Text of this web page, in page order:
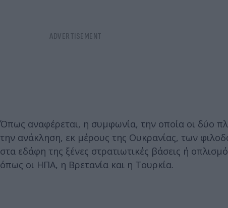
Όπως αναφέρεται, η συμφωνία, την οποία οι δύο
την ανάκληση, εκ μέρους της Ουκρανίας, των
στα εδάφη της ξένες στρατιωτικές βάσεις ή
όπως οι ΗΠΑ, η Βρετανία και η Τουρκία.